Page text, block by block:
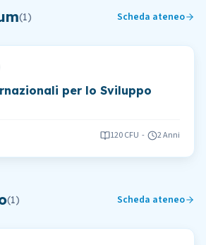
(1) Scheda ateneo
per lo Sviluppo
120CFU - 2 Anni
(1) Scheda ateneo